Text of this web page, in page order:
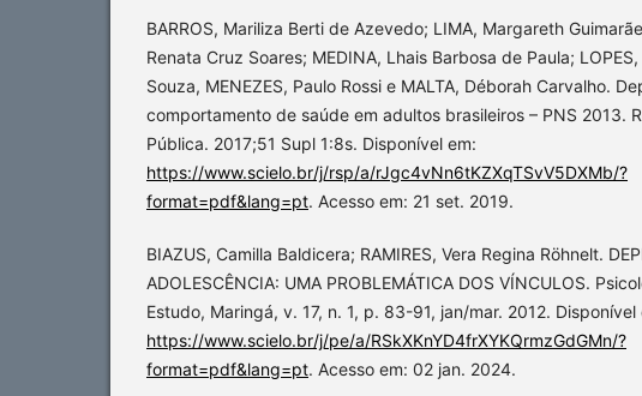
BARROS, Mariliza Berti de Azevedo; LIMA, Margareth
Renata Cruz Soares; MEDINA, Lhais Barbosa de Paula;
Souza, MENEZES, Paulo Rossi e MALTA, Déborah Carvalho.
comportamento de saúde em adultos brasileiros – PNS 2013.
Pública. 2017;51 Supl 1:8s. Disponível em:
https://www.scielo.br/j/rsp/a/rJgc4vNn6tKZXqTSvV5DXMb/?
format=pdf&lang=pt. Acesso em: 21 set. 2019.
BIAZUS, Camilla Baldicera; RAMIRES, Vera Regina Röhnelt.
ADOLESCÊNCIA: UMA PROBLEMÁTICA DOS VÍNCULOS.
Estudo, Maringá, v. 17, n. 1, p. 83-91, jan/mar. 2012. Disponível
https://www.scielo.br/j/pe/a/RSkXKnYD4frXYKQrmzGdGMn/?
format=pdf&lang=pt. Acesso em: 02 jan. 2024.